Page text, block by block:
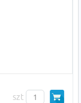
szt